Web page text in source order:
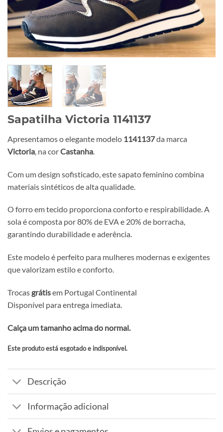
Sapatilha Victoria 1141137
Apresentamos o elegante modelo 1141137da marca
Victoria, na corCastanha.
Com um design sofisticado, este sapato feminino combina
materiais sintéticos de alta qualidade.
O forro em tecido proporciona conforto e respirabilidade. A
sola é composta por 80% de EVA e 20% de borracha,
garantindo durabilidade e aderência.
Este modelo é perfeito para mulheres modernas e exigentes
que valorizam estilo e conforto.
Trocas grátisem Portugal Continental
Disponível para entrega imediata.
Calça um tamanho acima do normal.
Este produto está esgotado e indisponível.
Alternative:
Descrição
Informação adicional